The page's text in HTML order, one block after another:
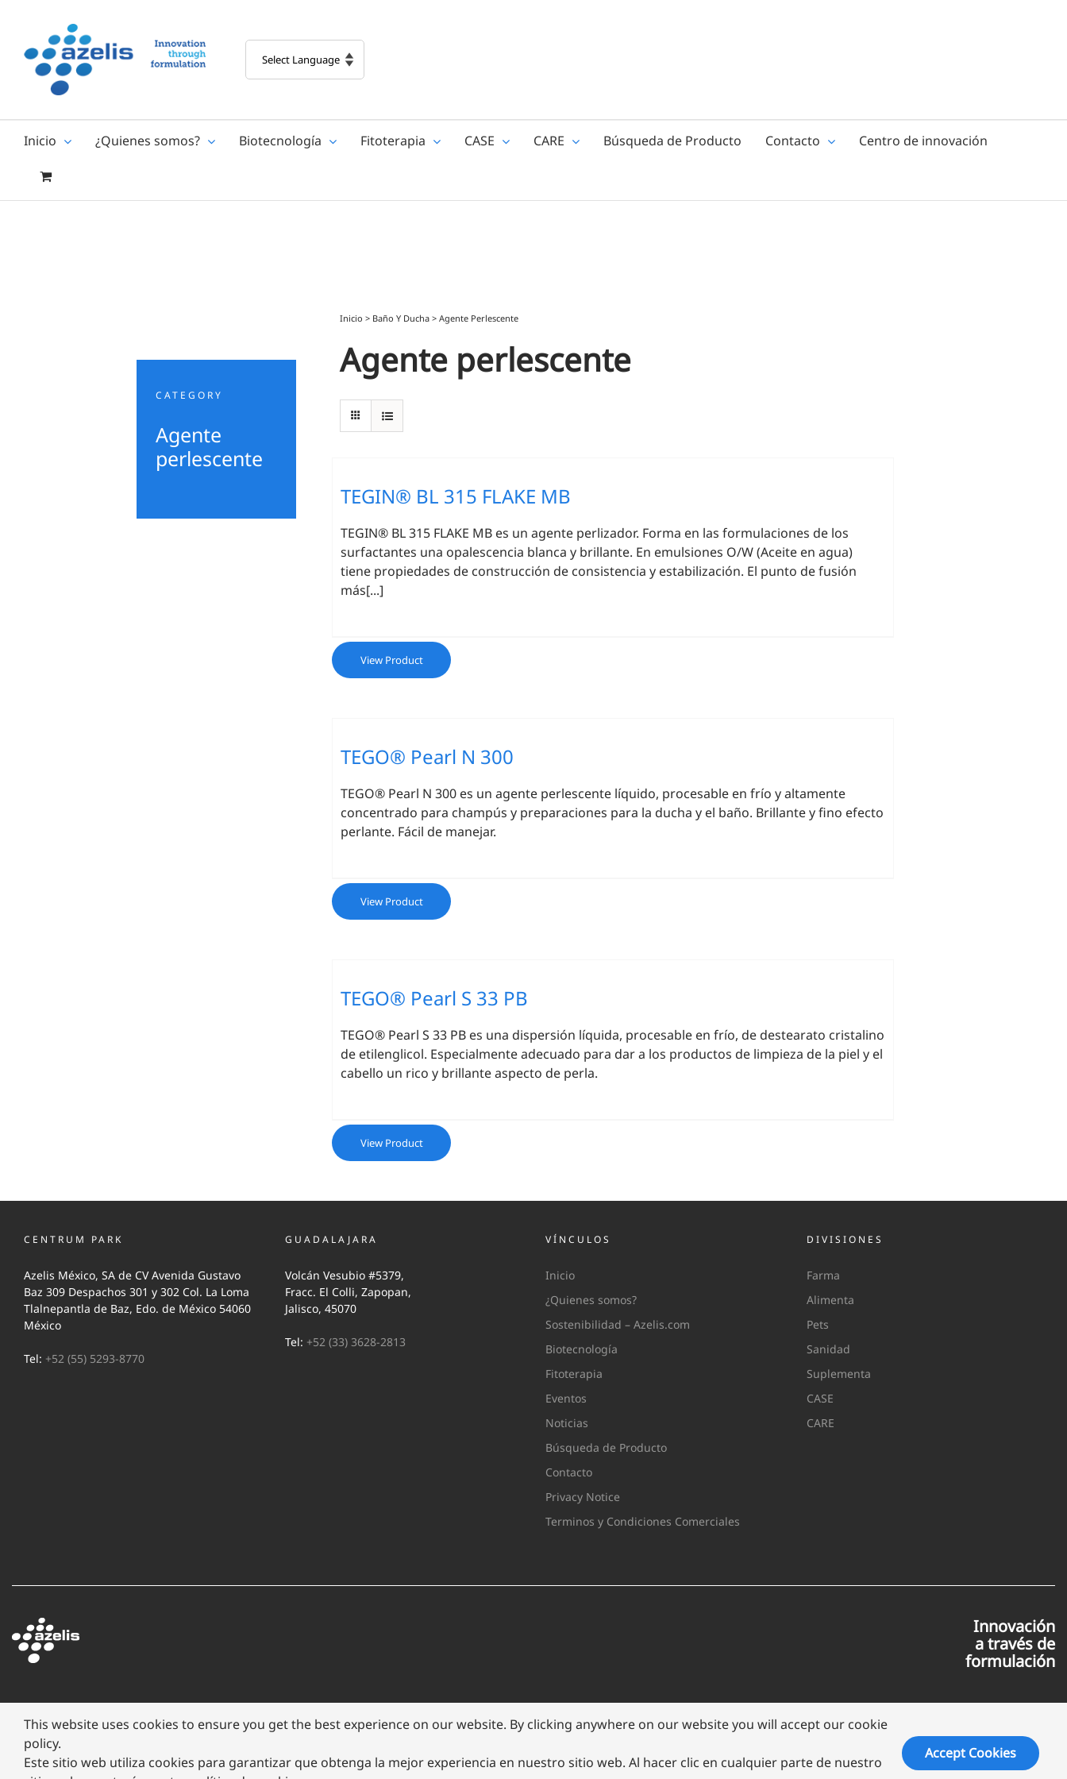
content
Inicio ¿Quienes somos? Biotecnología Fitoterapia CASE CARE Búsqueda de Producto Contacto Centro de innovación
CATEGORY
Agente
perlescente
Inicio > Baño Y Ducha > Agente Perlescente
Agente perlescente
TEGIN® BL 315 FLAKE MB
TEGIN® BL 315 FLAKE MB es un agente perlizador. Forma en las formulaciones de los
surfactantes una opalescencia blanca y brillante. En emulsiones O/W (Aceite en agua)
tiene propiedades de construcción de consistencia y estabilización. El punto de fusión
más[...]
View Product
TEGO® Pearl N 300
TEGO® Pearl N 300 es un agente perlescente líquido, procesable en frío y altamente
concentrado para champús y preparaciones para la ducha y el baño. Brillante y fino efecto
perlante. Fácil de manejar.
View Product
TEGO® Pearl S 33 PB
TEGO® Pearl S 33 PB es una dispersión líquida, procesable en frío, de destearato cristalino
de etilenglicol. Especialmente adecuado para dar a los productos de limpieza de la piel y el
cabello un rico y brillante aspecto de perla.
View Product
CENTRUM PARK
Azelis México, SA de CV Avenida Gustavo
Baz 309 Despachos 301 y 302 Col. La Loma
Tlalnepantla de Baz, Edo. de México 54060
México
Tel: +52 (55) 5293-8770
GUADALAJARA
Volcán Vesubio #5379,
Fracc. El Colli, Zapopan,
Jalisco, 45070
Tel: +52 (33) 3628-2813
VÍNCULOS
Inicio
¿Quienes somos?
Sostenibilidad – Azelis.com
Biotecnología
Fitoterapia
Eventos
Noticias
Búsqueda de Producto
Contacto
Privacy Notice
Terminos y Condiciones Comerciales
DIVISIONES
Farma
Alimenta
Pets
Sanidad
Suplementa
CASE
CARE
Innovación
a través de
formulación
Copyright ©
This website uses cookies to ensure you get the best experience on our website. By clicking anywhere on our website you will accept our cookie
policy.
Este sitio web utiliza cookies para garantizar que obtenga la mejor experiencia en nuestro sitio web. Al hacer clic en cualquier parte de nuestro
Accept Cookies